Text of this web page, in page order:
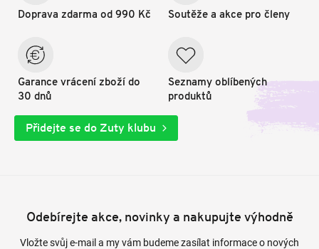
Doprava zdarma od 990 Kč
Garance vrácení zboží do
30 dnů
Soutěže a akce pro členy
Seznamy oblíbených
produktů
Přidejte se do Zuty klubu
Odebírejte akce, novinky a nakupujte výhodně
Vložte svůj e-mail a my vám budeme zasílat informace o nových